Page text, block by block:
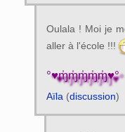
Oulala ! Moi je
aller à l'école !!!
°♥ɱ̍ɱ̍ɱ̍ɱ̍ɱ̍♥°
Aïla (discussion)